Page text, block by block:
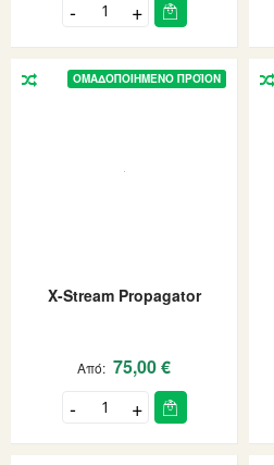
ΟΜΑΔΟΠΟΙΗΜΈΝΟ ΠΡΟΪΌΝ
X-Stream Propagator
Από 75,00 €